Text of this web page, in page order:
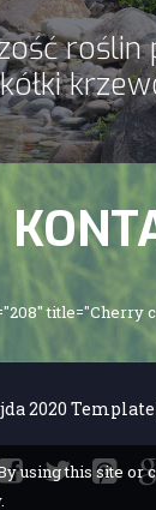
roślin
title="Cherry
2020
using this site or